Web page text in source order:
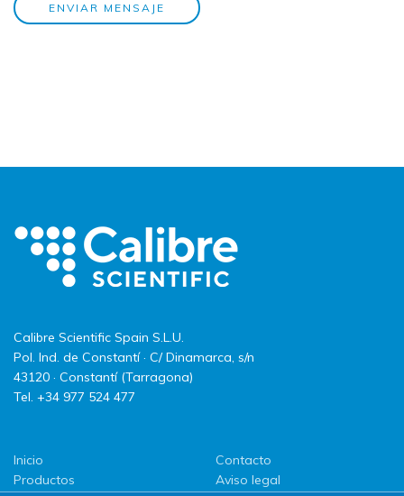
ENVIAR MENSAJE
Calibre Scientific Spain S.L.U.
Pol. Ind. de Constantí · C/ Dinamarca, s/n
43120 · Constantí (Tarragona)
Tel. +34 977 524 477
Inicio
Productos
Contacto
Aviso legal